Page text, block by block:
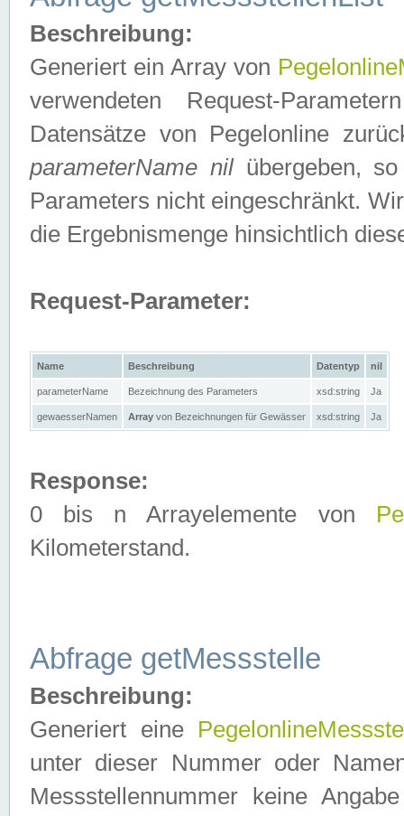
Beschreibung:
Generiert ein Array von
verwendeten Request-
Datensätze von Pegelonline
parameterName nilübergeben, so
Parameters nicht eingeschränkt.
die Ergebnismenge hinsichtlich
Request-Parameter:
Name Beschreibung Datentyp nil
parameterName Bezeichnung des Parameters xsd:string Ja
gewaesserNamen Array von Bezeichnungen für Gewässer xsd:string Ja
Response:
0 bis n Arrayelemente von
Kilometerstand.
Abfrage getMessstelle
Beschreibung:
Generiert eine
unter dieser Nummer oder
Messstellennummer keine